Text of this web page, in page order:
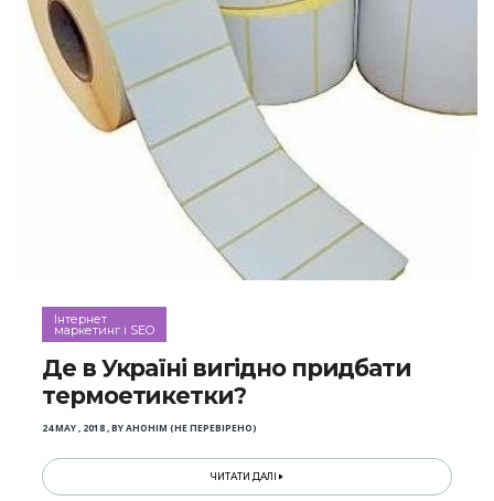
Інтернет
маркетинг і SEO
Де в Україні вигідно придбати
термоетикетки?
24 MAY , 2018,BYАНОНІМ (НЕ ПЕРЕВІРЕНО)
ЧИТАТИ ДАЛІ